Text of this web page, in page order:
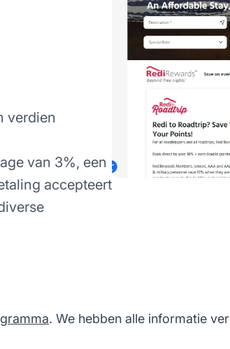
verdien
van 3%, een
accepteert
. We hebben alle informatie